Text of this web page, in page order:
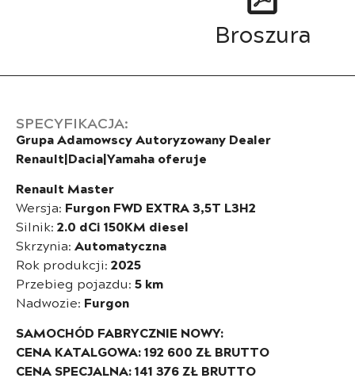
Broszura
SPECYFIKACJA:
Grupa Adamowscy Autoryzowany Dealer
Renault|Dacia|Yamaha oferuje
Renault Master
Wersja: Furgon FWD EXTRA 3,5T L3H2
Silnik: 2.0 dCi 150KM diesel
Skrzynia: Automatyczna
Rok produkcji: 2025
Przebieg pojazdu: 5 km
Nadwozie: Furgon
SAMOCHÓD FABRYCZNIE NOWY:
CENA KATALGOWA: 192 600 ZŁ BRUTTO
CENA SPECJALNA: 141 376 ZŁ BRUTTO